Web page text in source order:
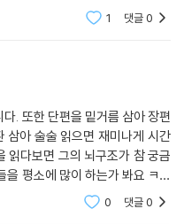
이 보이지 않는 어두컴컴하고 본
강렬한 리얼리티를 띤 우화적
조금씩 뒤틀려가는 판타지가
가 바라보고 비판하고자 하는
뻗어 독자들을 또 다른 세계의
하여 지하실에 보관 중인 물을
1 댓글0
. 또한 단편을 밑거름 삼아 장편
삼아 술술 읽으면 재미나게 시간
읽다보면 그의 뇌구조가 참 궁금
평소에 많이 하는가 봐요 ㅋㅋ
가 녹아 있어 그리운 마음을 가
0 댓글0